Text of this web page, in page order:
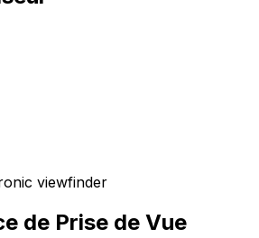
viewfinder
de Prise de Vue